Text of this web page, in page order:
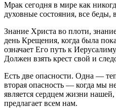
Мрак сегодня в мире как
духовные состояния, все
Знание Христа во плоти,
день Крещения, когда была
означает Его путь к
Должен взять крест свой и
Есть две опасности. Одна —
вторая опасность — когда мы
является сердцем жизни
предлагает всем нам.